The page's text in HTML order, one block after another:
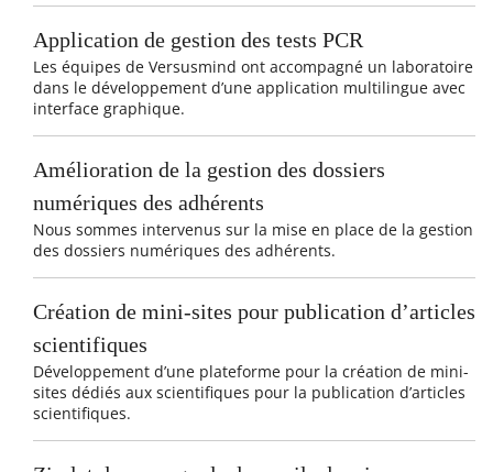
Application de gestion des tests PCR
Les équipes de Versusmind ont accompagné un laboratoire
dans le développement d’une application multilingue avec
interface graphique.
Amélioration de la gestion des dossiers
numériques des adhérents
Nous sommes intervenus sur la mise en place de la gestion
des dossiers numériques des adhérents.
Création de mini-sites pour publication d’articles
scientifiques
Développement d’une plateforme pour la création de mini-
sites dédiés aux scientifiques pour la publication d’articles
scientifiques.